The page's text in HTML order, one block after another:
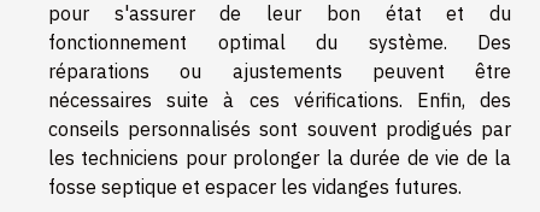
pour s'assurer de leur bon état et du
fonctionnement optimal du système. Des
réparations ou ajustements peuvent être
nécessaires suite à ces vérifications. Enfin, des
conseils personnalisés sont souvent prodigués par
les techniciens pour prolonger la durée de vie de la
fosse septique et espacer les vidanges futures.